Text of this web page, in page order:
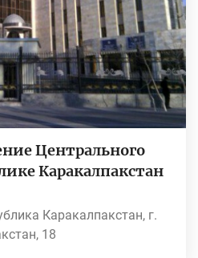
Центрального
Каракалпакстан
Каракалпакстан, г.
18